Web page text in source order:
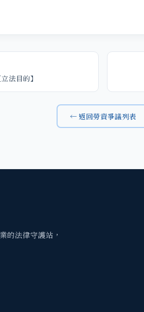
法目的】
← 返回勞資爭議列表
的法律守護站，